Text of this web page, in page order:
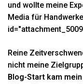
und wollte meine
Media für
Reine
nicht meine
Blog-Start kam